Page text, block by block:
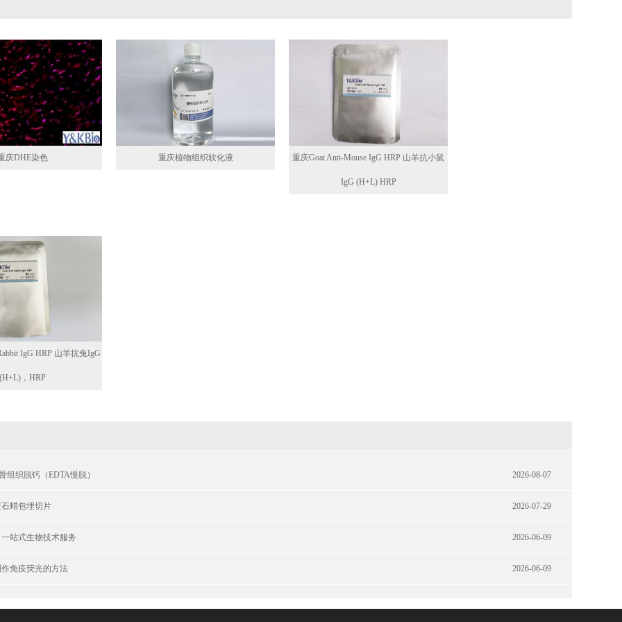
庆DHE染色 重庆植物组织软化液 重庆Goat Anti-Mouse IgG HRP 山羊抗小鼠
IgG (H+L) HRP
IgG HRP 山羊抗兔IgG
(H+L)，HRP
组织脱钙（EDTA慢脱） 2026-08-07
蜡包埋切片 2026-07-29
站式生物技术服务 2026-06-09
免疫荧光的方法 2026-06-09